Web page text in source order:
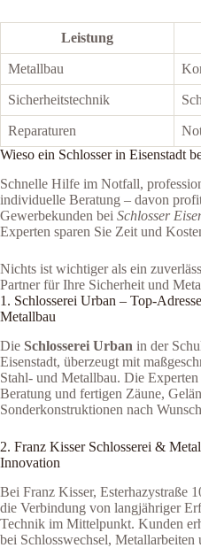
Leistung
Metallbau
Sicherheitstechnik
Reparaturen
Wieso ein Schlosser in Eisenstadt
Schnelle Hilfe im Notfall,
individuelle Beratung – davon
Gewerbekunden bei Schlosser
Experten sparen Sie Zeit und
Nichts ist wichtiger als ein
Partner für Ihre Sicherheit und
1. Schlosserei Urban – Top-
Metallbau
Die Schlosserei Urban in der
Eisenstadt, überzeugt mit
Stahl- und Metallbau. Die
Beratung und fertigen Zäune,
Sonderkonstruktionen nach
2. Franz Kisser Schlosserei &
Innovation
Bei Franz Kisser, Esterhazystraße
die Verbindung von langjähriger
Technik im Mittelpunkt. Kunden
bei Schlosswechsel, Metallarbeiten